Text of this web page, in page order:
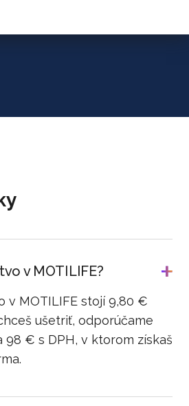
v MOTILIFE?
v MOTILIFE stojí 9,80 €
ušetriť, odporúčame
98 € s DPH, v ktorom získaš